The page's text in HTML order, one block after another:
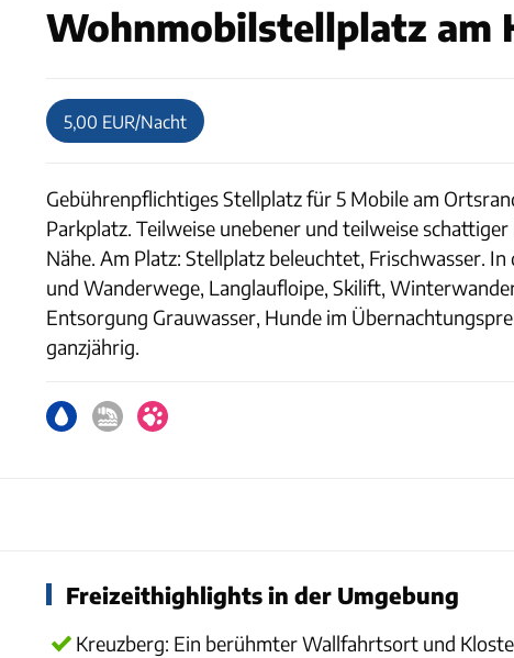
Wohnmobilstellplatz am
5,00 EUR/Nacht
Gebührenpflichtiges Stellplatz für 5 Mobile am
Parkplatz. Teilweise unebener und teilweise
Nähe. Am Platz: Stellplatz beleuchtet, Frischwasser.
und Wanderwege, Langlaufloipe, Skilift,
Entsorgung Grauwasser, Hunde im
ganzjährig.
Freizeithighlights in der Umgebung
Kreuzberg: Ein berühmter Wallfahrtsort und